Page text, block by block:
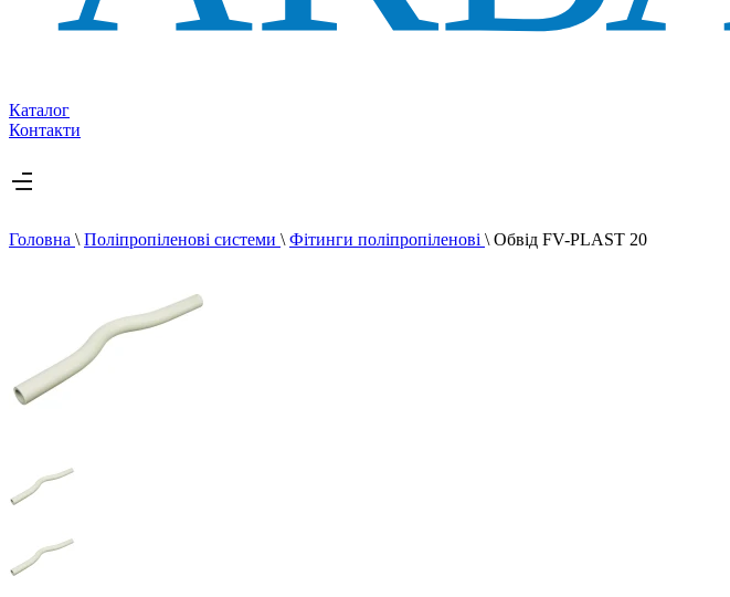
Каталог
Контакти
Головна \ Поліпропіленові системи \ Фітинги поліпропіленові \ Обвід FV-PLAST 20